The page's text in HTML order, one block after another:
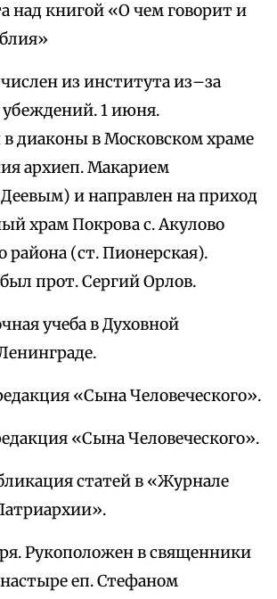
над книгой «О чем говорит и
из института из–за
1 июня.
диаконы в Московском храме
архиеп. Макарием
и направлен на приход
храм Покрова с. Акулово
района (ст. Пионерская).
прот. Сергий Орлов.
учеба в Духовной
«Сына Человеческого».
«Сына Человеческого».
статей в «Журнале
Рукоположен в священники
еп. Стефаном